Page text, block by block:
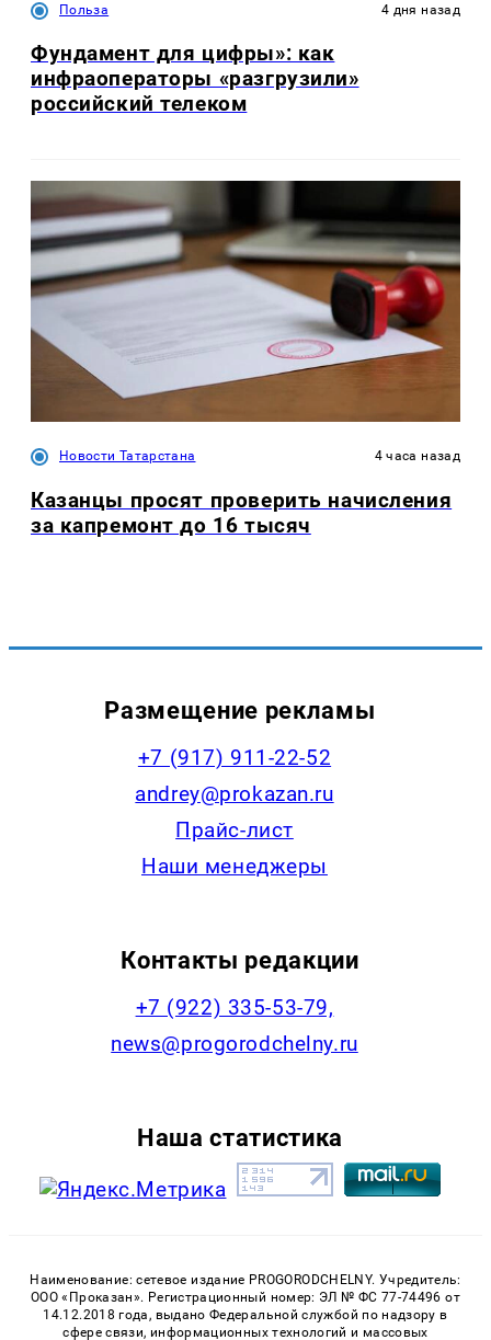
Польза 4 дня назад
Фундамент для цифры»: как
инфраоператоры «разгрузили»
российский телеком
Новости Татарстана 4 часа назад
Казанцы просят проверить начисления
за капремонт до 16 тысяч
Размещение рекламы
+7 (917) 911-22-52
andrey@prokazan.ru
Прайс-лист
Наши менеджеры
Контакты редакции
+7 (922) 335-53-79,
news@progorodchelny.ru
Наша статистика
Наименование: сетевое издание PROGORODCHELNY. Учредитель:
ООО «Проказан». Регистрационный номер: ЭЛ № ФС 77-74496 от
14.12.2018 года, выдано Федеральной службой по надзору в
сфере связи, информационных технологий и массовых